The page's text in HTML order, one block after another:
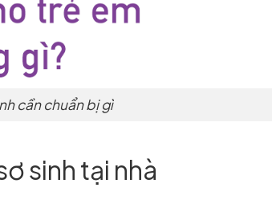
cần chuẩn bị gì
sinh tại nhà